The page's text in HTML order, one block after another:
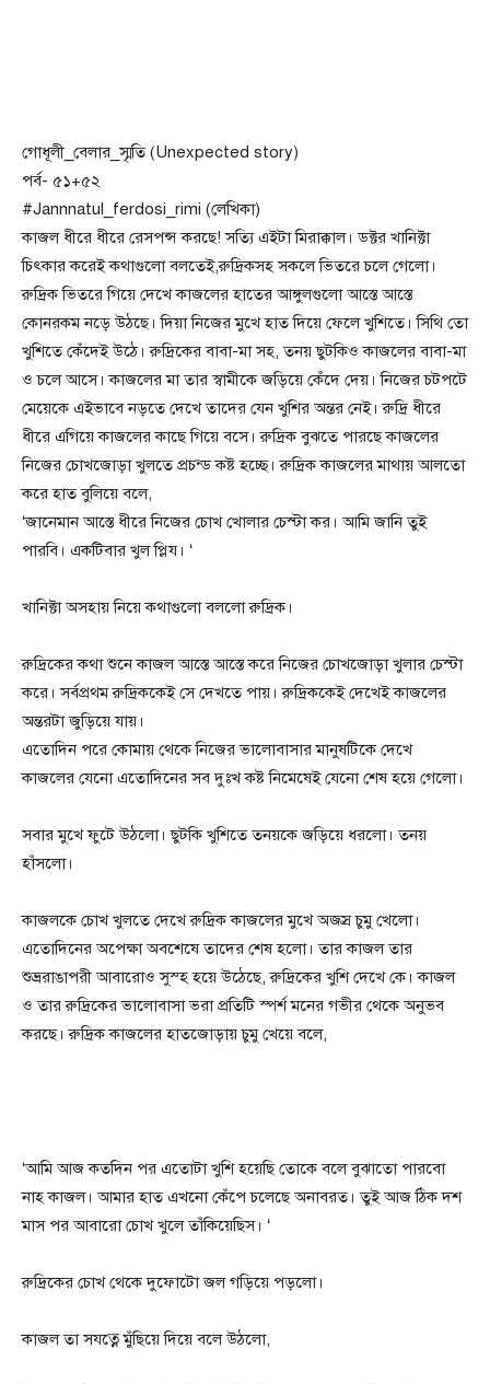
গোধূলী_বেলার_স্মৃতি (Unexpected story)
পর্ব- ৫১+৫২
#Jannnatul_ferdosi_rimi (লেখিকা)
কাজল ধীরে ধীরে রেসপন্স করছে! সত্যি এইটা মিরাক্কাল। ডক্টর খানিক্টা
চিৎকার করেই কথাগুলো বলতেই,রুদ্রিকসহ সকলে ভিতরে চলে গেলো।
রুদ্রিক ভিতরে গিয়ে দেখে কাজলের হাতের আঙ্গুলগুলো আস্তে আস্তে
কোনরকম নড়ে উঠছে। দিয়া নিজের মুখে হাত দিয়ে ফেলে খুশিতে। সিথি তো
খুশিতে কেঁদেই উঠে। রুদ্রিকের বাবা-মা সহ, তনয় ছুটকিও কাজলের বাবা-মা
ও চলে আসে। কাজলের মা তার স্বামীকে জড়িয়ে কেঁদে দেয়। নিজের চটপটে
মেয়েকে এইভাবে নড়তে দেখে তাদের যেন খুশির অন্তর নেই। রুদ্রি ধীরে
ধীরে এগিয়ে কাজলের কাছে গিয়ে বসে। রুদ্রিক বুঝতে পারছে কাজলের
নিজের চোখজোড়া খুলতে প্রচন্ড কষ্ট হচ্ছে। রুদ্রিক কাজলের মাথায় আলতো
করে হাত বুলিয়ে বলে,
‘জানেমান আস্তে ধীরে নিজের চোখ খোলার চেস্টা কর। আমি জানি তুই
পারবি। একটিবার খুল প্লিয। ‘
খানিক্টা অসহায় নিয়ে কথাগুলো বললো রুদ্রিক।
রুদ্রিকের কথা শুনে কাজল আস্তে আস্তে করে নিজের চোখজোড়া খুলার চেস্টা
করে। সর্বপ্রথম রুদ্রিককেই সে দেখতে পায়। রুদ্রিককেই দেখেই কাজলের
অন্তরটা জুড়িয়ে যায়।
এতোদিন পরে কোমায় থেকে নিজের ভালোবাসার মানুষটিকে দেখে
কাজলের যেনো এতোদিনের সব দুঃখ কষ্ট নিমেষেই যেনো শেষ হয়ে গেলো।
সবার মুখে ফুটে উঠলো। ছুটকি খুশিতে তনয়কে জড়িয়ে ধরলো। তনয়
হাঁসলো।
কাজলকে চোখ খুলতে দেখে রুদ্রিক কাজলের মুখে অজস্র চুমু খেলো।
এতোদিনের অপেক্ষা অবশেষে তাদের শেষ হলো। তার কাজল তার
শুভ্ররাঙাপরী আবারোও সুস্হ হয়ে উঠেছে, রুদ্রিকের খুশি দেখে কে। কাজল
ও তার রুদ্রিকের ভালোবাসা ভরা প্রতিটি স্পর্শ মনের গভীর থেকে অনুভব
করছে। রুদ্রিক কাজলের হাতজোড়ায় চুমু খেয়ে বলে,
‘আমি আজ কতদিন পর এতোটা খুশি হয়েছি তোকে বলে বুঝাতো পারবো
নাহ কাজল। আমার হাত এখনো কেঁপে চলেছে অনাবরত। তুই আজ ঠিক দশ
মাস পর আবারো চোখ খুলে তাঁকিয়েছিস। ‘
রুদ্রিকের চোখ থেকে দুফোটো জল গড়িয়ে পড়লো।
কাজল তা সযত্নে মুঁছিয়ে দিয়ে বলে উঠলো,